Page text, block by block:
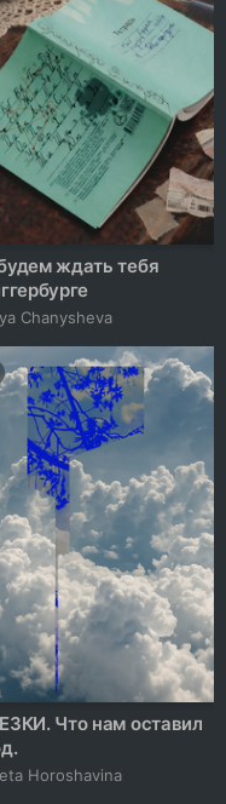
ждать тебя
Chanysheva
Что нам оставил
Horoshavina